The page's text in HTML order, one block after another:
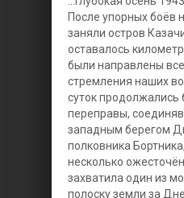
После упорных боёв
заняли остров
оставалось
были направлены
стремления наших
суток продолжались
переправы,
западным берегом
полковника
несколько
захватила один из
полоску земли за